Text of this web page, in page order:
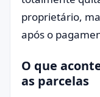
proprietário,
após o
O que
as parcelas